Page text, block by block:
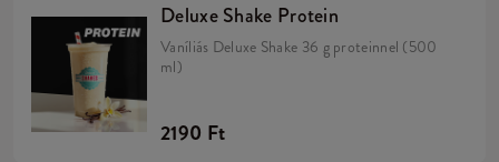
Deluxe Shake Protein
Vaníliás Deluxe Shake 36 g proteinnel (500
ml)
2190 Ft